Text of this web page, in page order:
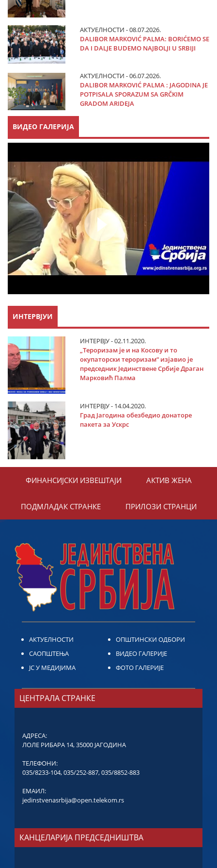
АКТУЕЛНОСТИ - 08.07.2026.
DALIBOR MARKOVIĆ PALMA: BORIĆEMO SE
DA I DALJE BUDEMO NAJBOLJI U SRBIJI
АКТУЕЛНОСТИ - 06.07.2026.
DALIBOR MARKOVIĆ PALMA : JAGODINA JE
POTPISALA SPORAZUM SA GRČKIM
GRADOM ARIDEJA
ВИДЕО ГАЛЕРИЈА
ИНТЕРВЈУИ
ИНТЕРВЈУ - 02.11.2020.
„Тероризам је и на Косову и то
окупаторски тероризам“ изјавио је
председник Јединствене Србије Драган
Марковић Палма
ИНТЕРВЈУ - 14.04.2020.
Град Јагодина обезбедио донаторе
пакета за Ускрс
ФИНАНСИЈСКИ ИЗВЕШТАЈИ АКТИВ ЖЕНА
ПОДМЛАДАК СТРАНКЕ ПРИЛОЗИ СТРАНЦИ
АКТУЕЛНОСТИ
САОПШТЕЊА
ЈС У МЕДИЈИМА
ОПШТИНСКИ ОДБОРИ
ВИДЕО ГАЛЕРИЈЕ
ФОТО ГАЛЕРИЈЕ
ЦЕНТРАЛА СТРАНКЕ
АДРЕСА:
ЛОЛЕ РИБАРА 14, 35000 ЈАГОДИНА
ТЕЛЕФОНИ:
035/8233-104,035/252-887,035/8852-883
ЕМАИЛ:
jedinstvenasrbija@open.telekom.rs
КАНЦЕЛАРИЈА ПРЕДСЕДНИШТВА